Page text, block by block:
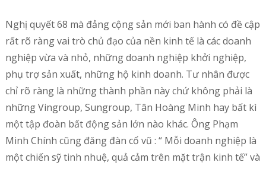
Nghị quyết 68 mà đảng cộng sản mới ban hành có đề cập
rất rõ ràng vai trò chủ đạo của nền kinh tế là các doanh
nghiệp vừa và nhỏ, những doanh nghiệp khởi nghiệp,
phụ trợ sản xuất, những hộ kinh doanh. Tư nhân được
chỉ rõ ràng là những thành phần này chứ không phải là
những Vingroup, Sungroup, Tân Hoàng Minh hay bất kì
một tập đoàn bất động sản lớn nào khác. Ông Phạm
Minh Chính cũng đăng đàn cổ vũ : “ Mỗi doanh nghiệp là
một chiến sỹ tinh nhuệ, quả cảm trên mặt trận kinh tế” và